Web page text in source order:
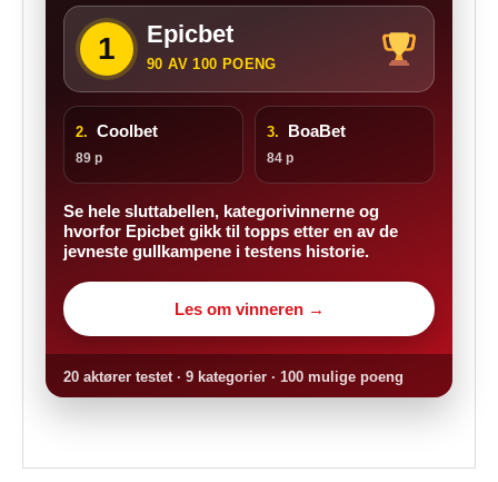
1 Epicbet
90 AV 100 POENG
2. Coolbet
89 p
3. BoaBet
84 p
Se hele sluttabellen, kategorivinnerne og
hvorfor Epicbet gikk til topps etter en av de
jevneste gullkampene i testens historie.
Les om vinneren →
20 aktører testet · 9 kategorier · 100 mulige poeng